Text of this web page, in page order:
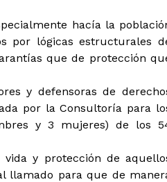
hacía la
por lógicas estructurales
que de protección
y defensoras de
por la Consultoría para
y 3 mujeres) de los
y protección de
llamado para que de